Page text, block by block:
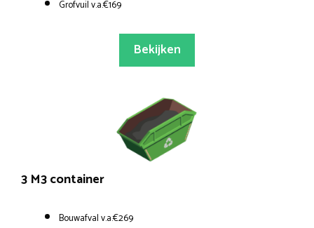
Grofvuil v.a.€169
Bekijken
3 M3 container
Bouwafval v.a.€269